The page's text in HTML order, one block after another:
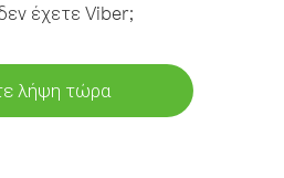
έχετε Viber;
λήψη τώρα